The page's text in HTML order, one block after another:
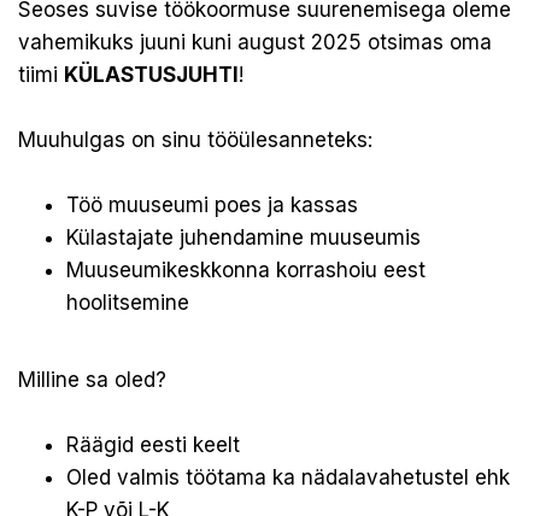
Seoses suvise töökoormuse suurenemisega oleme
vahemikuks juuni kuni august 2025 otsimas oma
tiimi KÜLASTUSJUHTI !
Muuhulgas on sinu tööülesanneteks:
Töö muuseumi poes ja kassas
Külastajate juhendamine muuseumis
Muuseumikeskkonna korrashoiu eest
hoolitsemine
Milline sa oled?
Räägid eesti keelt
Oled valmis töötama ka nädalavahetustel ehk
K-P või L-K